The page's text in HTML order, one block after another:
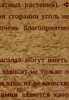
растений).
сгорании уголь
могут иметь
не
зависит ее
является